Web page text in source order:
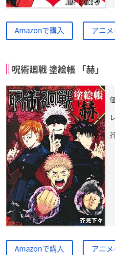
Amazonで購入 アニ
呪術廻戦 塗絵帳 「赫」
Amazonで購入 アニ